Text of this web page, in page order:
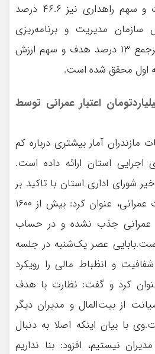
صنعت، معدن و تجارت و سهم راهداری نیز ۴۶.۶ درصد
مدیریت و برنامه‌ریزی
مازندران تصریح کرد: سرجمع ۱۳ درصد هدف و سهم ارزش
اول محقق شده است.
نشدن 1600 میلیاردتومان اعتبار عمرانی توسط
مازندران آمار بیشتری درباره کم
استان ارائه داده است.
شورای اداری استان با تاکید بر
جذب به هنگام اعتبارات عمرانی، عنوان کرد: بیش از ۱۶۰۰
عمرانی جذب نشده و در حساب‌
عصر یک‌شنبه در جلسه
شفافیت و انظباط مالی را رویکرد
کرد و گفت: نظارت با هدف
از بیت‌المال و مدیران دیگر
با بیان اینکه اصلا به دنبال
نیستیم، افزود: بنا نداریم